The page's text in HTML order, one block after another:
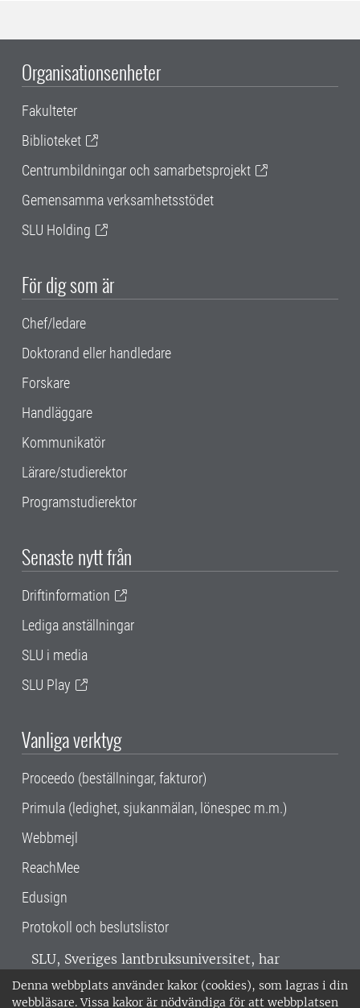
Denna webbplats använder kakor (cookies), som lagras i din
webbläsare. Vissa kakor är nödvändiga för att webbplatsen
Organisationsenheter
Fakulteter
Biblioteket
Centrumbildningar och samarbetsprojekt
Gemensamma verksamhetsstödet
SLU Holding
För dig som är
Chef/ledare
Doktorand eller handledare
Forskare
Handläggare
Kommunikatör
Lärare/studierektor
Programstudierektor
Senaste nytt från
Driftinformation
Lediga anställningar
SLU i media
SLU Play
Vanliga verktyg
Proceedo (beställningar, fakturor)
Primula (ledighet, sjukanmälan, lönespec m.m.)
Webbmejl
ReachMee
Edusign
Protokoll och beslutslistor
SLU, Sveriges lantbruksuniversitet, har
verksamhet över hela Sverige. Huvudorter är
Alnarp, Uppsala och Umeå.SLU är